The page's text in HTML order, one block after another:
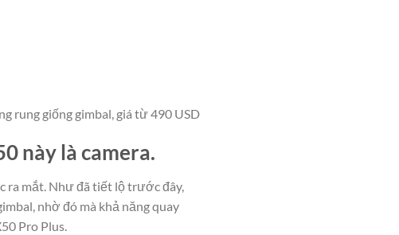
rung giống gimbal, giá từ 490 USD
này là camera.
ra mắt. Như đã tiết lộ trước đây,
nhờ đó mà khả năng quay
Pro Plus.